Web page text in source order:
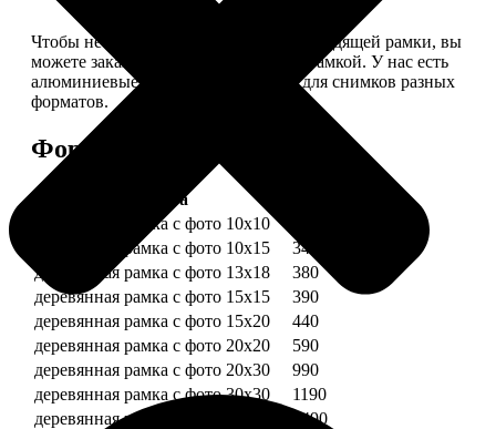
Чтобы не тратить время на поиск подходящей рамки, вы
можете заказать печать фото сразу с рамкой. У нас есть
алюминиевые и деревянные рамки для снимков разных
форматов.
Форматы и цены
Услуга
деревянная рамка с фото 10х10
деревянная рамка с фото 10х15
340
деревянная рамка с фото 13х18
380
деревянная рамка с фото 15х15
390
деревянная рамка с фото 15х20
440
деревянная рамка с фото 20х20
590
деревянная рамка с фото 20х30
990
деревянная рамка с фото 30х30
1190
деревянная рамка с фото 30х40
1490